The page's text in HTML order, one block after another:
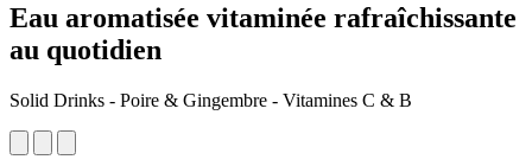
Eau aromatisée vitaminée rafraîchissante
au quotidien
Solid Drinks - Poire & Gingembre - Vitamines C & B